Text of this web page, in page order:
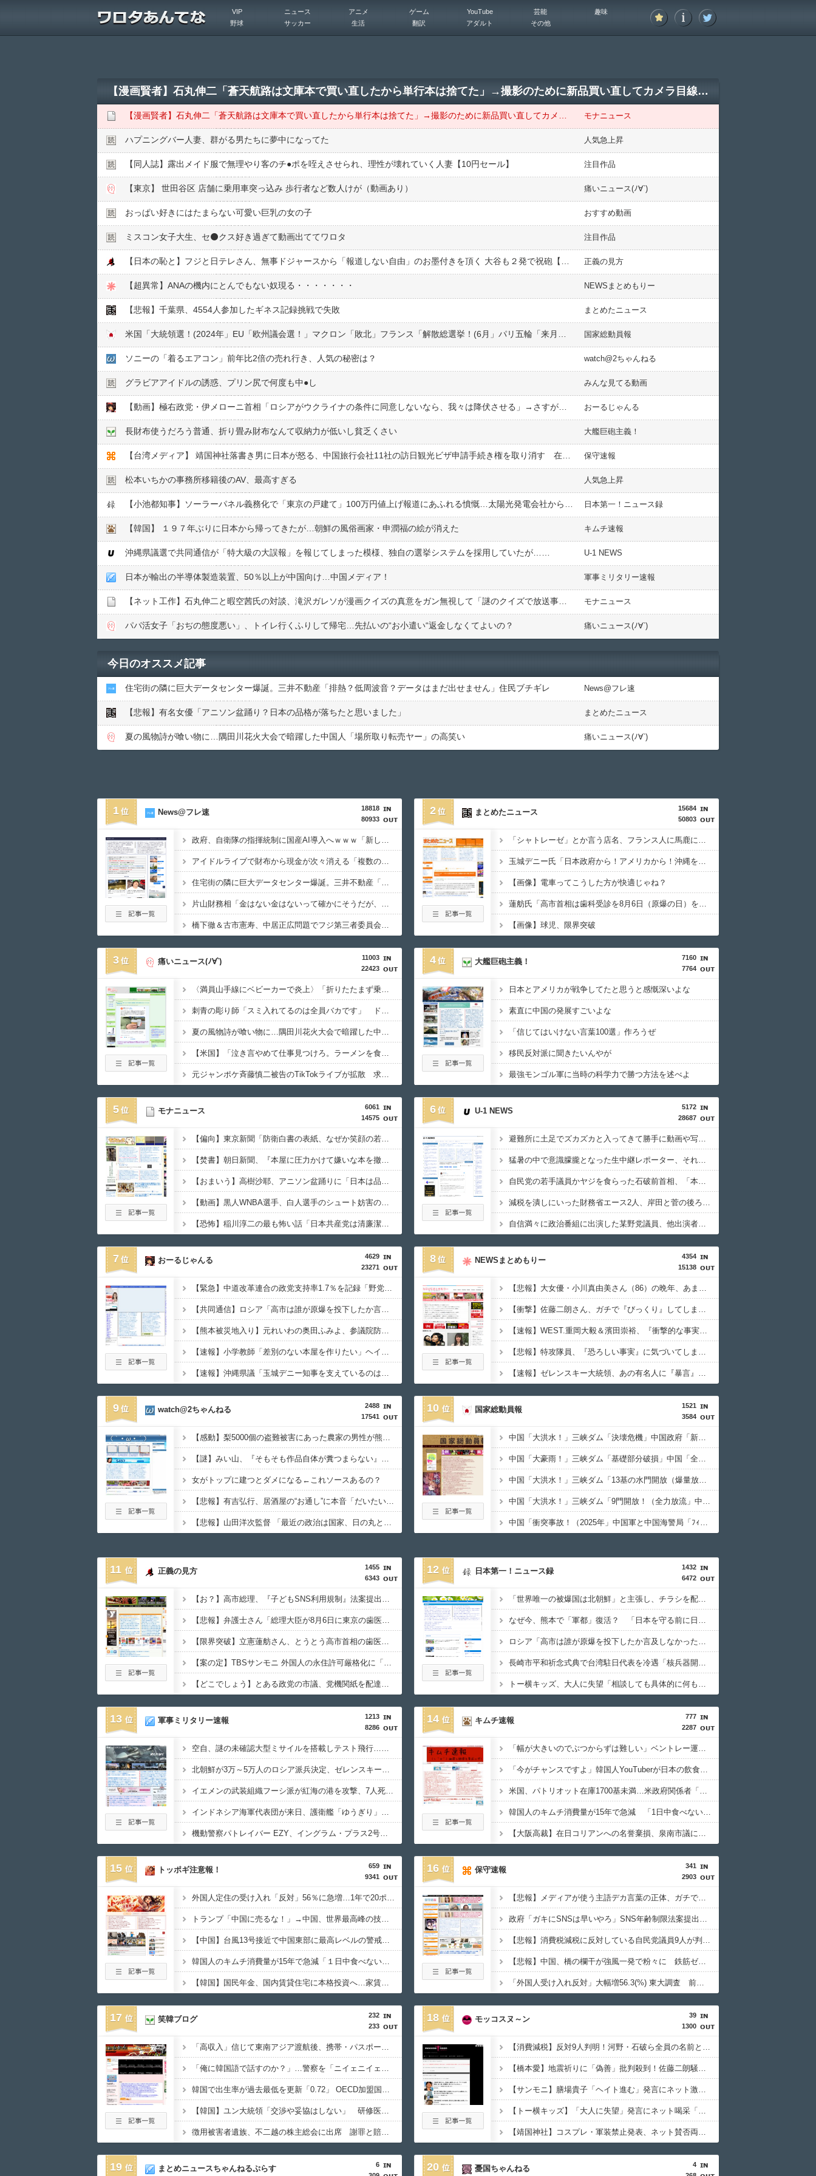
VIP ニュース アニメ ゲーム YouTube 芸能
趣味
野球
サッカー 生活 翻訳 アダルト その他
【漫画賢者】石丸伸二「蒼天航路は文庫本で買い直したから単行本は捨てた」→撮影のために新品買い直してカメラ目線でパシャッｗｗｗｗｗ
モナニュース
ハプニングバー人妻、群がる男たちに夢中になってた 人気急上昇
【同人誌】露出メイド服で無理やり客のチ●︎ポを咥えさせられ、理性が壊れていく人妻【10円セール】 注目作品
【東京】 世田谷区 店舗に乗用車突っ込み 歩行者など数人けが（動画あり） 痛いニュース(ﾉ∀`)
おっぱい好きにはたまらない可愛い巨乳の女の子 おすすめ動画
ミスコン女子大生、セ⚫️クス好き過ぎて動画出ててワロタ 注目作品
正義の見方
【超異常】ANAの機内にとんでもない奴現る・・・・・・・ NEWSまとめもりー
【悲報】千葉県、4554人参加したギネス記録挑戦で失敗 まとめたニュース
国家総動員報
ソニーの「着るエアコン」前年比2倍の売れ行き、人気の秘密は？ watch@2ちゃんねる
グラビアアイドルの誘惑、プリン尻で何度も中●︎し みんな見てる動画
おーるじゃんる
長財布使うだろう普通、折り畳み財布なんて収納力が低いし貧乏くさい 大艦巨砲主義！
保守速報
松本いちかの事務所移籍後のAV、最高すぎる 人気急上昇
日本第一！ニュース録
【韓国】 １９７年ぶりに日本から帰ってきたが…朝鮮の風俗画家・申潤福の絵が消えた キムチ速報
沖縄県議選で共同通信が「特大級の大誤報」を報じてしまった模様、独自の選挙システムを採用していたが…… U-1 NEWS
日本が輸出の半導体製造装置、50％以上が中国向け…中国メディア！ 軍事ミリタリー速報
モナニュース
パパ活女子「おぢの態度悪い」、トイレ行くふりして帰宅…先払いの“お小遣い“返金しなくてよいの？ 痛いニュース(ﾉ∀`)
今日のオススメ記事
住宅街の隣に巨大データセンター爆誕。三井不動産「排熱？低周波音？データはまだ出せません」住民ブチギレ News@フレ速
【悲報】有名女優「アニソン盆踊り？日本の品格が落ちたと思いました」 まとめたニュース
夏の風物詩が喰い物に…隅田川花火大会で暗躍した中国人「場所取り転売ヤー」の高笑い 痛いニュース(ﾉ∀`)
1
18818
80933
News@フレ速
政府、自衛隊の指揮統制に国産AI導入へｗｗｗ「新しい戦い方」への対応を急ぐ
アイドルライブで財布から現金が次々消える「複数のお客様より被害報告」警察に相談へ
住宅街の隣に巨大データセンター爆誕。三井不動産「排熱？低周波音？データはまだ出せません」住民ブチギレ
片山財務相「金はない金はないって確かにそうだが、やりよう」→日本経済、気合いで何とかする模様
橋下徹＆古市憲寿、中居正広問題でフジ第三者委員会を批判
2
15684
50803
まとめたニュース
「シャトレーゼ」とか言う店名、フランス人に馬鹿にされまくる
玉城デニー氏「日本政府から！アメリカから！沖縄を取り戻す！」（動画あり）
【画像】電車ってこうした方が快適じゃね？
蓮舫氏「高市首相は歯科受診を8月6日（原爆の日）を避けて行くべきお立場ではないでしょうか」
【画像】球児、限界突破
3
11003
22423
痛いニュース(ﾉ∀`)
〈満員山手線にベビーカーで炎上〉「折りたたまず乗車できる」はずなのに…JR東日本が示した見解
刺青の彫り師「スミ入れてるのは全員バカです」 ドタキャン当たり前、カネはない、挨拶もできない
夏の風物詩が喰い物に…隅田川花火大会で暗躍した中国人「場所取り転売ヤー」の高笑い
【米国】「泣き言やめて仕事見つけろ。ラーメンを食え」議員らの投稿にバンス氏が猛反発…ブリトーの価格めぐる議論、共和党の内戦に発展
元ジャンポケ斉藤慎二被告のTikTokライブが拡散 求刑7年直後にうつろな目で高額ギフトねだり続け「精神的に限界」「末期状態」と話題
4
7160
7764
大艦巨砲主義！
日本とアメリカが戦争してたと思うと感慨深いよな
素直に中国の発展すごいよな
「信じてはいけない言葉100選」作ろうぜ
移民反対派に聞きたいんやが
最強モンゴル軍に当時の科学力で勝つ方法を述べよ
5
6061
14575
モナニュース
【偏向】東京新聞「防衛白書の表紙、なぜか笑顔の若者がアニメ風に描かれている！」 ネット「血生臭い表紙の方が良かったとでも言うのか？」
【焚書】朝日新聞、『本屋に圧力かけて嫌いな本を撤去させる運動』を称賛…ネット「これを肯定的に書くとか頭おかしいのか」
【おまいう】高樹沙耶、アニソン盆踊りに「日本は品格が落ちた」とイチャモン→大麻逮捕の件をリプされ「報道のプロパガンダ」「妄想」と被害者面
【動画】黒人WNBA選手、白人選手のシュート妨害のためジャンピング・ネックブリーカー・ドロップして退場処分→ロッカールームから「白人特権」と投稿して人種差別問題にすり替える
【恐怖】稲川淳二の最も怖い話「日本共産党は清廉潔白」「ちゃんと自力で資金を集めて活動してる」
6
5172
28687
U-1 NEWS
避難所に土足でズカズカと入ってきて勝手に動画や写真を撮影したメディア取材陣、挙句の果てに要求してきたのは……
猛暑の中で意識朦朧となった生中継レポーター、それを某出演者が爆笑しながら現場レポート続行を強制する動画が再注目されて……
自民党の若手議員かヤジを食らった石破前首相、「本当に見識のある人に当選期数の若い人がやじるなんて」と不満たらたらな様子を見せて……
減税を潰しにいった財務省エース2人、岸田と菅の後ろ盾があるから地位は安泰だと信じていたら……
自信満々に政治番組に出演した某野党議員、他出演者からガバっぷりを指摘されて袋叩きにされるも……
7
4629
23271
おーるじゃんる
【緊急】中道改革連合の政党支持率1.7％を記録「野党の6番手に沈む」
【共同通信】ロシア「高市は誰が原爆を投下したか言及しなかった。広島と長崎に落ちたのはUFOだと思っているのか？」
【熊本被災地入り】元れいわの奥田ふみよ、参議院防災服でお食事楽しむ写真投稿「同席者は笑顔にサムズアップ」
【速報】小学教師「差別のない本屋を作りたい」ヘイト本と認定して排除する差別はきれいな差別ｗｗｗ
【速報】沖縄県議「玉城デニー知事を支えているのは極左暴力集団など」 玉城デニー知事の選挙母体、県議選挙母体の事務所に訪れ「撤回求め抗議」
8
4354
15138
NEWSまとめもりー
【悲報】大女優・小川真由美さん（86）の晩年、あまりにも闇が深すぎる・・・・
【衝撃】佐藤二朗さん、ガチで『びっくり』してしまう！！！！！！
【速報】WEST.重岡大毅＆濱田崇裕、『衝撃的な事実』が判明する！！！！！！
【悲報】特攻隊員、『恐ろしい事実』に気づいてしまった結果・・・・
【速報】ゼレンスキー大統領、あの有名人に『暴言』を吐いてしまう！！！！！
9
2488
17541
watch@2ちゃんねる
【感動】梨5000個の盗難被害にあった農家の男性が熊本で炊き出しや支援物資、現地で目にした“助け合いの輪”
【謎】みい山、『そもそも作品自体が糞つまらない』と叩かれだす
女がトップに建つとダメになる←これソースあるの？
【悲報】有吉弘行、居酒屋の“お通し”に本音「だいたい嫌いなものが出てくる」「お通しカットしてもらえますかって言ったことある」
【悲報】山田洋次監督 「最近の政治は国家、日の丸という言葉を、間違った方向に使っている」
10
1521
3584
国家総動員報
中国「大洪水！」三峡ダム「決壊危機」中国政府「新水路建設！（三峡新水路」現場職員「内部情報公開！（失踪」湖南省「三峡放流情報（画像」台風13号「三峡接近」→
中国「大豪雨！」三峡ダム「基礎部分破損」中国「全力放流！」台風13号「中国上陸予測」台風15号「中国接近（画像」中国「台風同時上陸！（穀物生産が壊滅危機」→
中国「大洪水！」三峡ダム「13基の水門開放（爆量放流」中国都市「三峡上流で豪雨！（三峡下流で水害」長江と黄河「同時氾濫危機」台風13号「中国本土上陸（画像」→
中国「大洪水！」三峡ダム「9門開放！（全力放流」中国都市「三峡沿線の道路水没」中国政府「高速道路封鎖！」中国ダム「緊急放流に合わせて開門（土砂崩れ発生」→
中国「衝突事故！（2025年」中国軍と中国海警局「ﾌｨﾘﾋﾟﾝ船の追跡中に衝突！（8/11」中国「2人死亡」中国政府「1年間隠蔽」日本「隠蔽された事実報道！（2026年」→
11
1455
6343
正義の見方
【お？】高市総理、『子どもSNS利用規制』法案提出に向け、年末を目処に方針をまとめるよう指示 欧米を見習え????
【悲報】弁護士さん「総理大臣が8月6日に東京の歯医者に予約を入れるという非常識さ。人間性が分かります」
【限界突破】立憲蓮舫さん、とうとう高市首相の歯医者通いにカミツキ「定期検査と治療は大事。ただ、なぜこの日（8/6）に？」
【案の定】TBSサンモニ 外国人の永住許可厳格化に「法的な排除を強めることが市井のヘイトを煽ってしまう」とコメンテーター
【どこでしょう】とある政党の市議、党機関紙を配達中に当て逃げ 乗用車で民家のフェンスに接触するも、手で押し戻し通報せず次の配達先へ その後議会出席
12
1432
6472
日本第一！ニュース録
「世界唯一の被爆国は北朝鮮」と主張し、チラシを配布する輩が発生
なぜ今、熊本で「軍都」復活？ 「日本を守る前に日常生活を守って」(東京新聞)
ロシア「高市は誰が原爆を投下したか言及しなかった。広島と長崎に落ちたのはUFOだと思っているのか?」
長崎市平和祈念式典で台湾駐日代表を冷遇「核兵器開発計画を拡張している中国の意向だ！」
トー横キッズ、大人に失望「相談しても具体的に何もしてくれなくて傷つく。福祉は自由が奪われる」
13
1213
8286
軍事ミリタリー速報
空自、謎の未確認大型ミサイルを搭載しテスト飛行…「25式地対艦誘導弾」空中発射型が初めて姿を見せた！
北朝鮮が3万～5万人のロシア派兵決定、ゼレンスキー大統領「韓国が我々に協力すべき」！
イエメンの武装組織フーシ派が紅海の港を攻撃、7人死亡…サウジの石油施設にも攻撃！
インドネシア海軍代表団が来日、護衛艦「ゆうぎり」を含む横須賀研修及び幕僚協議を実施！
機動警察パトレイバー EZY、イングラム・プラス2号機がROBOT魂で発売へ…17式特型指揮車付属！
14
777
2287
キムチ速報
「幅が大きいのでぶつからずは難しい」ベントレー運転の韓国籍男 衝動買いは“見積もり”だけ フォロワー50万人 偽りの豪華生活
「今がチャンスですよ」韓国人YouTuberが日本の飲食チェーンが韓国で大ウケする理由を熱弁！
米国、パトリオット在庫1700基未満…米政府関係者「北朝鮮との戦争時に在韓米軍は脆弱」
韓国人のキムチ消費量が15年で急減 「1日中食べない」人も増加
【大阪高裁】在日コリアンへの名誉棄損、泉南市議に再び賠償命令 SNS投稿、攻撃誘発の危険指摘 民族差別は認められず
15
659
9341
トッポギ注意報！
外国人定住の受け入れ「反対」56％に急増…1年で20ポイント超上昇
トランプ「中国に売るな！」→中国、世界最高峰の技術を自力開発へ
【中国】台風13号接近で中国東部に最高レベルの警戒警報、1500便以上が欠航
韓国人のキムチ消費量が15年で急減「１日中食べない」人も増加
【韓国】国民年金、国内賃貸住宅に本格投資へ…家賃上昇を見込む
16
341
2903
保守速報
【悲報】メディアが使う主語デカ言葉の正体、ガチでこれだったｗｗｗｗ
政府「ガキにSNSは早いやろ」SNS年齢制限法案提出検討
【悲報】消費税減税に反対している自民党議員9人が判明ｗｗｗｗｗｗ
【悲報】中国、橋の欄干が強風一発で粉々に 鉄筋ゼロ 当局「接着剤でくっつけただけ」「正常で、品質問題はない」
「外国人受け入れ反対」大幅増56.3(%) 東大調査 前回から20ポイント以上の爆増
17
232
233
笑韓ブログ
「高収入」信じて東南アジア渡航後、携帯・パスポート奪われ監禁…韓国人の被害急増
「俺に韓国語で話すのか？」…警察を「ニイェニイェニイェ」とからかう韓国滞在外国人の投稿動画が物議
韓国で出生率が過去最低を更新「0.72」 OECD加盟国で唯一 1を下回る
【韓国】ユン大統領「交渉や妥協はしない」 研修医集団ボイコット受け
徴用被害者遺族、不二越の株主総会に出席 謝罪と賠償求める
18
39
1300
モッコスヌ～ン
【消費減税】反対9人判明！河野・石破ら全員の名前とネットの怒り
【橋本愛】地震祈りに「偽善」批判殺到！佐藤二朗騒動後初SNSの逆説
【サンモニ】膳場貴子「ヘイト進む」発言にネット激怒！永住許可厳格化で大荒れ
【トー横キッズ】「大人に失望」発言にネット喝采「甘え」「働け」の本質
【靖国神社】コスプレ・軍装禁止発表、ネット賛否両論の深層
19
6
まとめニュースちゃんねるぷらす 20
4
憂国ちゃんねる